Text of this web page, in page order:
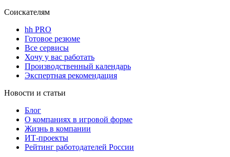
Соискателям
hh PRO
Готовое резюме
Все сервисы
Хочу у вас работать
Производственный календарь
Экспертная рекомендация
Новости и статьи
Блог
О компаниях в игровой форме
Жизнь в компании
ИТ-проекты
Рейтинг работодателей России